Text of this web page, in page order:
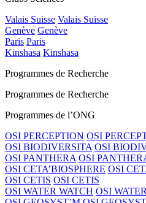
Valais Suisse Valais Suisse
Genève Genève
Paris Paris
Kinshasa Kinshasa
Programmes de Recherche
Programmes de Recherche
Programmes de l’ONG
OSI PERCEPTION OSI
OSI BIODIVERSITA OSI
OSI PANTHERA OSI
OSI CETA’BIOSPHERE OSI
OSI CETIS OSI CETIS
OSI WATER WATCH OSI